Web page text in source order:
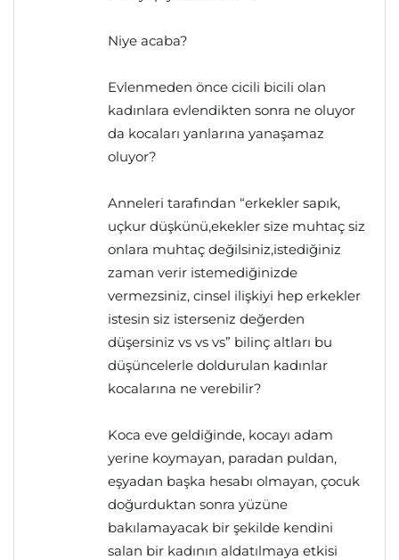
Niye acaba?
Evlenmeden önce cicili bicili olan
kadınlara evlendikten sonra ne oluyor
da kocaları yanlarına yanaşamaz
oluyor?
Anneleri tarafından “erkekler sapık,
uçkur düşkünü,ekekler size muhtaç siz
onlara muhtaç değilsiniz,istediğiniz
zaman verir istemediğinizde
vermezsiniz, cinsel ilişkiyi hep erkekler
istesin siz isterseniz değerden
düşersiniz vs vs vs” bilinç altları bu
düşüncelerle doldurulan kadınlar
kocalarına ne verebilir?
Koca eve geldiğinde, kocayı adam
yerine koymayan, paradan puldan,
eşyadan başka hesabı olmayan, çocuk
doğurduktan sonra yüzüne
bakılamayacak bir şekilde kendini
salan bir kadının aldatılmaya etkisi